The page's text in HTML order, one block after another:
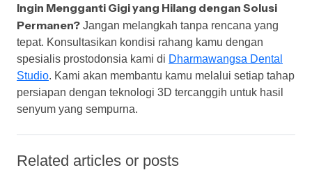
Ingin Mengganti Gigi yang Hilang dengan Solusi
Permanen? Jangan melangkah tanpa rencana yang
tepat. Konsultasikan kondisi rahang kamu dengan
spesialis prostodonsia kami di Dharmawangsa Dental
Studio. Kami akan membantu kamu melalui setiap tahap
persiapan dengan teknologi 3D tercanggih untuk hasil
senyum yang sempurna.
Related articles or posts